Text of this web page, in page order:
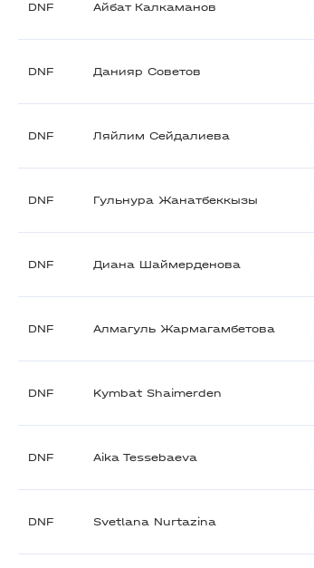
DNF Айбат Калкаманов
DNF Данияр Советов
DNF Ляйлим Сейдалиева
DNF Гульнура Жанатбеккызы
DNF Диана Шаймерденова
DNF Алмагуль Жармагамбетова
DNF Kymbat Shaimerden
DNF Aika Tessebaeva
DNF Svetlana Nurtazina